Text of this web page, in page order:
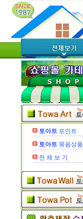
토아트포인트
토아트묶음상품
전 체 보 기